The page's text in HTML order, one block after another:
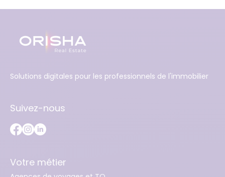
Solutions digitales pour les professionnels de l'immobilier
Suivez-nous
Votre métier